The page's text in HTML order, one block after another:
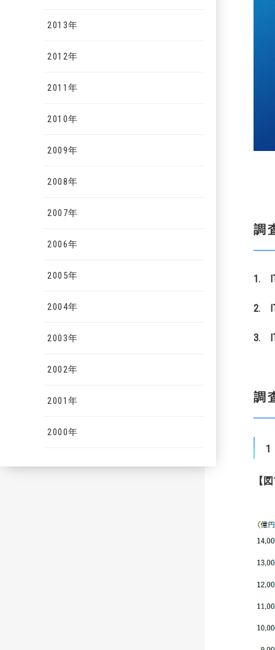
2013年
2012年
2011年
2010年
2009年
2008年
2007年
2006年
2005年
2004年
2003年
2002年
2001年
2000年
調
1.
2.
3.
調
1
【 図